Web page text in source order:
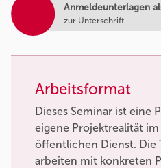
Arbeitsformat
Dieses Seminar ist eine
eigene Projektrealität
öffentlichen Dienst. Die
arbeiten mit konkreten
Anmeldeunterlagen
zur Unterschrift